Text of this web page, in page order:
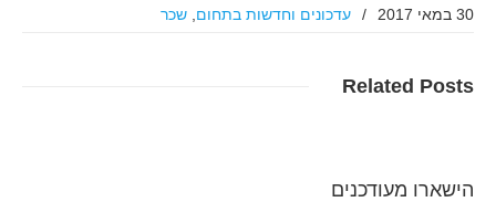
30 במאי 2017 / עדכונים וחדשות בתחום שכר
Related Posts
הישארו מעודכנים